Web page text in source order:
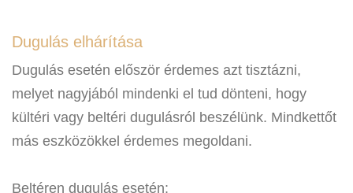
Dugulás elhárítása
Dugulás esetén először érdemes azt tisztázni,
melyet nagyjából mindenki el tud dönteni, hogy
kültéri vagy beltéri dugulásról beszélünk. Mindkettőt
más eszközökkel érdemes megoldani.
Beltéren dugulás esetén: